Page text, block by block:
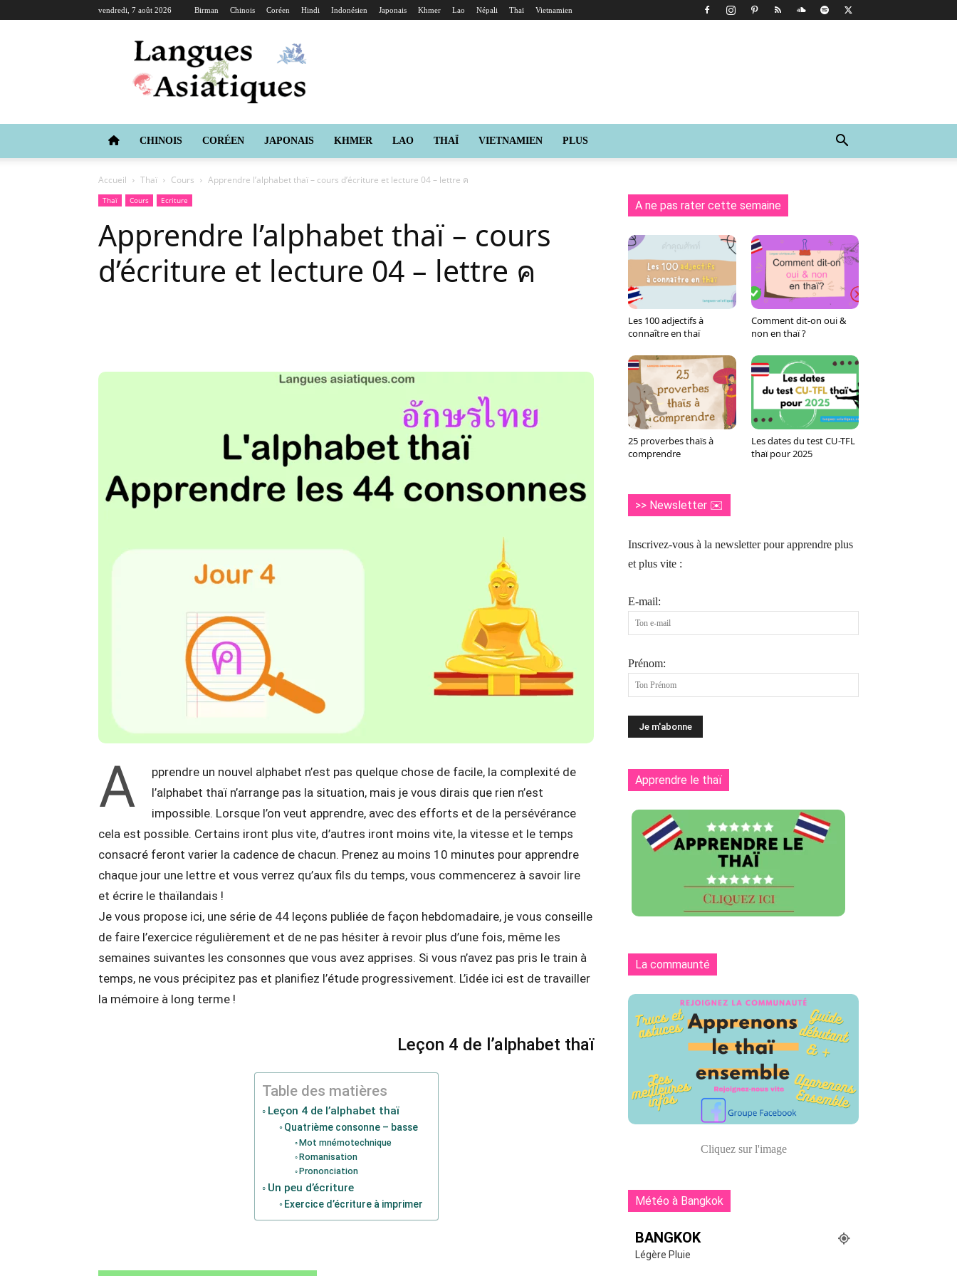
vendredi, 7 août 2026 Birman Chinois Coréen Hindi Indonésien Japonais Khmer Lao Népali Thaï Vietnamien
Langues
Asiatiques
CHINOIS CORÉEN JAPONAIS KHMER LAO THAÏ VIETNAMIEN PLUS
Accueil Thaï Cours Apprendre l’alphabet thaï – cours d’écriture et lecture 04 – lettre ค
Thaï Cours Ecriture
Apprendre l’alphabet thaï – cours
d’écriture et lecture 04 – lettre ค
Tumblr WhatsApp
A
pprendre un nouvel alphabet n’est pas quelque chose de facile, la complexité de
l’alphabet thaï n’arrange pas la situation, mais je vous dirais que rien n’est
impossible. Lorsque l’on veut apprendre, avec des efforts et de la persévérance
cela est possible. Certains iront plus vite, d’autres iront moins vite, la vitesse et le temps
consacré feront varier la cadence de chacun. Prenez au moins 10 minutes pour apprendre
chaque jour une lettre et vous verrez qu’aux fils du temps, vous commencerez à savoir lire
et écrire le thaïlandais !
Je vous propose ici, une série de 44 leçons publiée de façon hebdomadaire, je vous conseille
de faire l’exercice régulièrement et de ne pas hésiter à revoir plus d’une fois, même les
semaines suivantes les consonnes que vous avez apprises. Si vous n’avez pas pris le train à
temps, ne vous précipitez pas et planifiez l’étude progressivement. L’idée ici est de travailler
la mémoire à long terme !
Leçon 4 de l’alphabet thaï
Table des matières
Leçon 4 de l’alphabet thaï
Quatrième consonne – basse
Mot mnémotechnique
Romanisation
Prononciation
Un peu d’écriture
Exercice d’écriture à imprimer
A ne pas rater cette semaine
Les 100 adjectifs à
connaître en thaï
Comment dit-on oui &
non en thaï ?
25 proverbes thaïs à
comprendre
Les dates du test CU-TFL
thaï pour 2025
>> Newsletter ✉️
Inscrivez-vous à la newsletter pour apprendre plus
et plus vite :
E-mail:
Prénom:
Apprendre le thaï
La commaunté
Cliquez sur l'image
Météo à Bangkok
BANGKOK
Légère Pluie